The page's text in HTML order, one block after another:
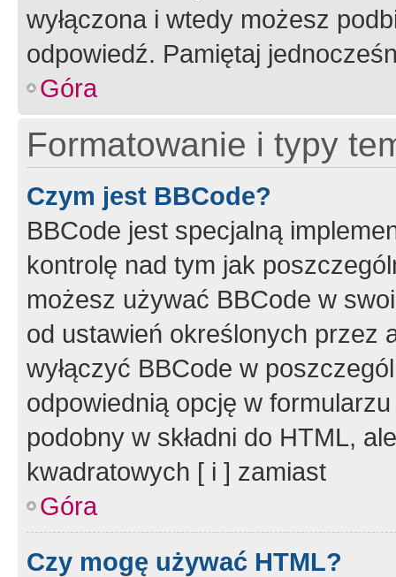
wyłączona i wtedy możesz
odpowiedź. Pamiętaj
Góra
Formatowanie i typy
Czym jest BBCode?
BBCode jest specjalną
kontrolę nad tym jak
możesz używać BBCode w
od ustawień określonych przez
wyłączyć BBCode w
odpowiednią opcję w
podobny w składni do HTML,
kwadratowych [ i ] zamiast
Góra
Czy mogę używać HTML?